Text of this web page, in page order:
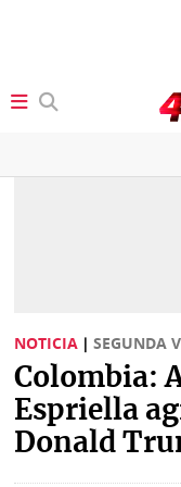
Política
K
NOTICIA | SEGUNDA
Colombia:
Espriella
Donald